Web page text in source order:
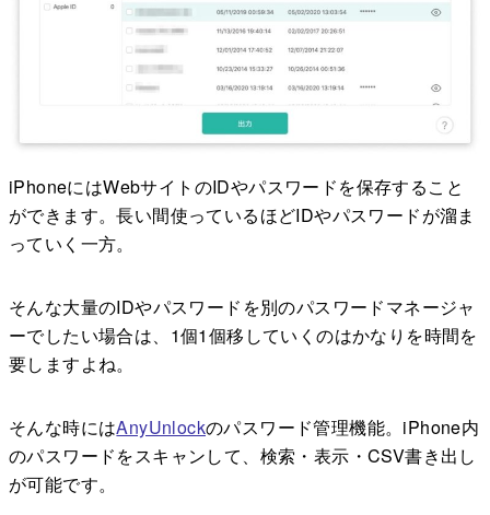
iPhoneにはWebサイトのIDやパスワードを保存すること
ができます。長い間使っているほどIDやパスワードが溜ま
っていく一方。
そんな大量のIDやパスワードを別のパスワードマネージャ
ーでしたい場合は、1個1個移していくのはかなりを時間を
要しますよね。
そんな時にはAnyUnlockのパスワード管理機能。iPhone内
のパスワードをスキャンして、検索・表示・CSV書き出し
が可能です。